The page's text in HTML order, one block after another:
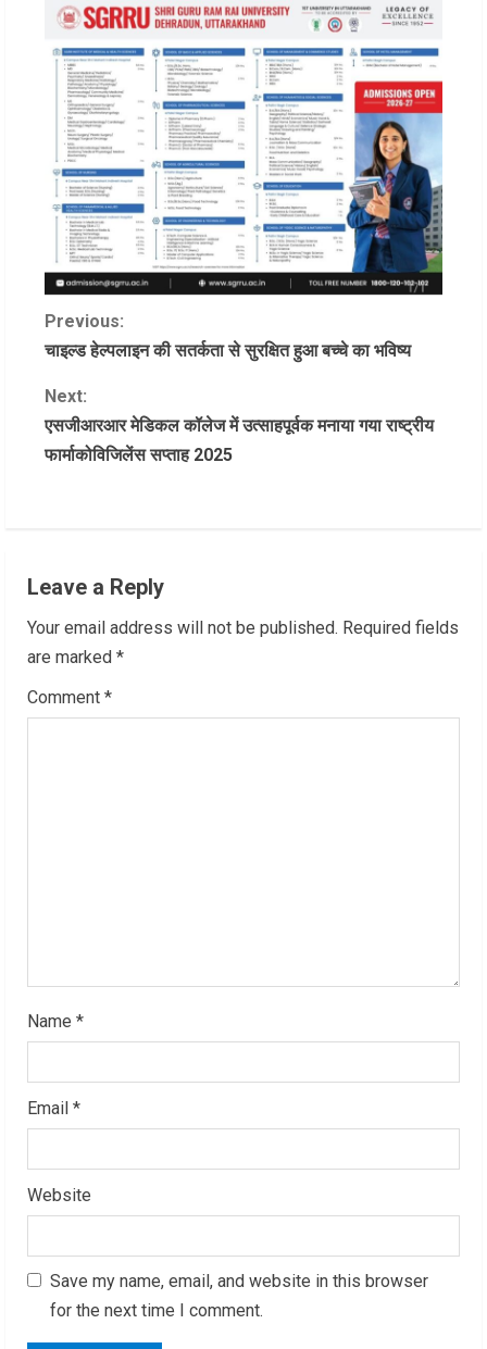
C
n
t
u
e
R
Previous:
चाइल्ड हेल्पलाइन की सतर्कता से सुरक्षित हुआ बच्चे का भविष्य
Next:
एसजीआरआर मेडिकल कॉलेज में उत्साहपूर्वक मनाया गया राष्ट्रीय
फार्माकोविजिलेंस सप्ताह 2025
Leave a Reply
Your email address will not be published. Required fields
are marked *
Comment *
Name *
Email *
Website
Save my name, email, and website in this browser
for the next time I comment.